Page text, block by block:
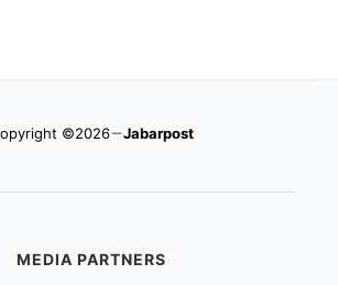
©2026 Jabarpost
MEDIA PARTNERS